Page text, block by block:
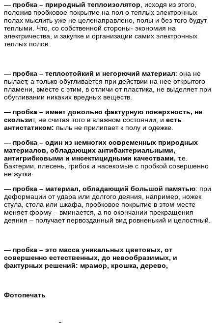
— пробка – природный теплоизолятор , исходя из этого,
положив пробковое покрытие на пол о теплых электронных
полах мыслить уже не целенаправлено, полы и без того будут
теплыми. Что, со собственной стороны- экономия на
электричества, и закупке и организации самих электронных
теплых полов.
— пробка – теплостойкий и негорючий материал: она не
пылает, а только обугливается при действии на нее открытого
пламени, вместе с этим, в отличи от пластика, не выделяет при
обугливании никаких вредных веществ.
— пробка – имеет довольно фактурную поверхность, не
скользит, не считая того в влажном состоянии, и есть
антистатиком: пыль не прилипает к полу и одежке.
— пробка – один из немногих современных природных
материалов, обладающих антибактериальными,
антигрибковыми и инсектицидными качествами, т.е.
Бактерии, плесень, грибок и насекомые с пробкой совершенно
не жутки.
— пробка – материал, обладающий большой памятью: при
деформации от удара или долгого деяния, например, ножек
стула, стола или шкафа, пробковое покрытие в этом месте
меняет форму – вминается, а по окончании прекращения
деяния – получает первозданный вид ровненький и целостный.
— пробка – это масса уникальных цветовых, от
совершенно естественных, до невообразимых, и
фактурных решений: мрамор, крошка, дерево,
Фотопечать